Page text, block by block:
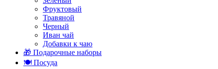
Фруктовый
Травяной
Черный
Иван чай
Добавки к чаю
🎁 Подарочные наборы
🍽️ Посуда